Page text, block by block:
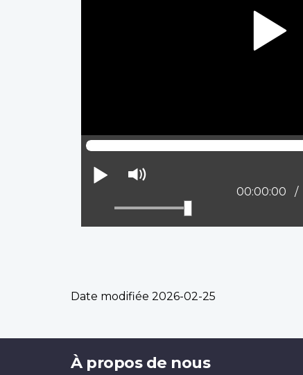
Lire
mode
muet
Position
00:00:00
Date modifiée 2026-02-25
Brand
À propos de nous